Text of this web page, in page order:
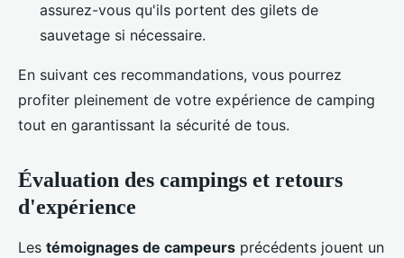
assurez-vous qu'ils portent des gilets de
sauvetage si nécessaire.
En suivant ces recommandations, vous pourrez
profiter pleinement de votre expérience de camping
tout en garantissant la sécurité de tous.
Évaluation des campings et retours
d'expérience
Les témoignages de campeurs précédents jouent un